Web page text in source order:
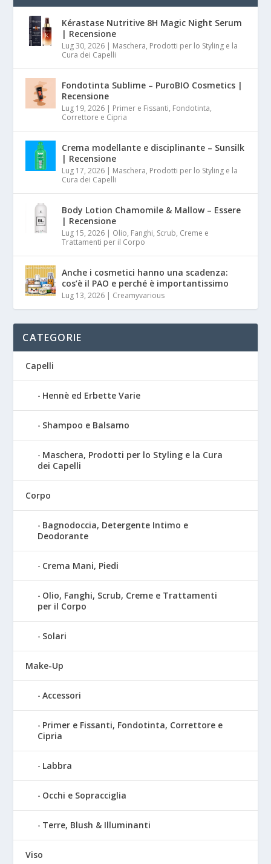
Kérastase Nutritive 8H Magic Night Serum
| Recensione
Lug 30, 2026 | Maschera, Prodotti per lo Styling e la
Cura dei Capelli
Fondotinta Sublime – PuroBIO Cosmetics |
Recensione
Lug 19, 2026 | Primer e Fissanti, Fondotinta,
Correttore e Cipria
Crema modellante e disciplinante – Sunsilk
| Recensione
Lug 17, 2026 | Maschera, Prodotti per lo Styling e la
Cura dei Capelli
Body Lotion Chamomile & Mallow – Essere
| Recensione
Lug 15, 2026 | Olio, Fanghi, Scrub, Creme e
Trattamenti per il Corpo
Anche i cosmetici hanno una scadenza:
cos’è il PAO e perché è importantissimo
Lug 13, 2026 | Creamyvarious
CATEGORIE
Capelli
Hennè ed Erbette Varie
Shampoo e Balsamo
Maschera, Prodotti per lo Styling e la Cura
dei Capelli
Corpo
Bagnodoccia, Detergente Intimo e
Deodorante
Crema Mani, Piedi
Olio, Fanghi, Scrub, Creme e Trattamenti
per il Corpo
Solari
Make-Up
Accessori
Primer e Fissanti, Fondotinta, Correttore e
Cipria
Labbra
Occhi e Sopracciglia
Terre, Blush & Illuminanti
Viso